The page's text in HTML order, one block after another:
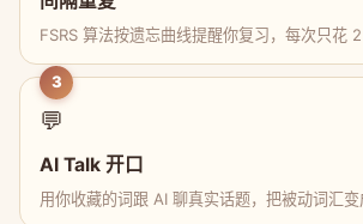
FSRS 算法按遗忘曲线提醒你复习，每次只花 2
3
💬
AI Talk 开口
用你收藏的词跟 AI 聊真实话题，把被动词汇变